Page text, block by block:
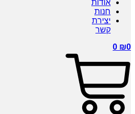
אודות
חנות
יצירת
קשר
₪0
0